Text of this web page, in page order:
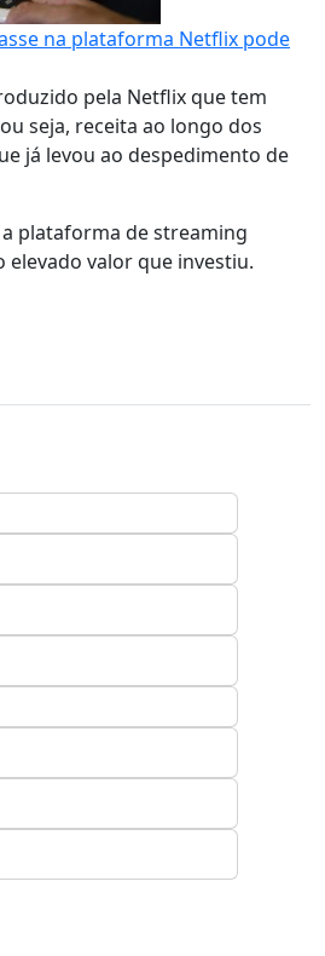
na plataforma Netflix pode
pela Netflix que tem
seja, receita ao longo dos
já levou ao despedimento de
plataforma de streaming
valor que investiu.